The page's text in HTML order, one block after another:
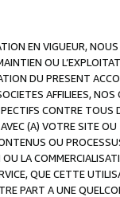
EN VIGUEUR,
OU
DU PRESENT
AFFILIEES,
CONTRE
(A) VOTRE SITE
OU
LA
QUE CETTE
PART A UNE